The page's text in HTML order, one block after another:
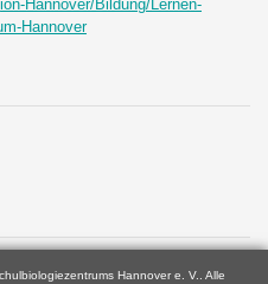
Hannover/Bildung/Lernen-
Hannover
Hannover e. V.. Alle